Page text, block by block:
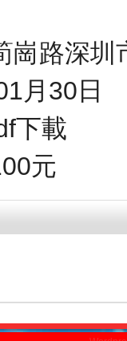
崗路深圳
月30日
下載
元